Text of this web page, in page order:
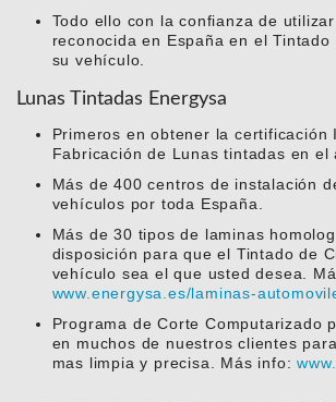
Todo ello con la confianza de
reconocida en España en el
su vehículo.
Lunas Tintadas Energysa
Primeros en obtener la certificación
Fabricación de Lunas tintadas en el
Más de 400 centros de instalación
vehículos por toda España.
Más de 30 tipos de laminas
disposición para que el Tintado de
vehículo sea el que usted desea.
www.energysa.es/laminas-
Programa de Corte Computarizado
en muchos de nuestros clientes
mas limpia y precisa. Más info: